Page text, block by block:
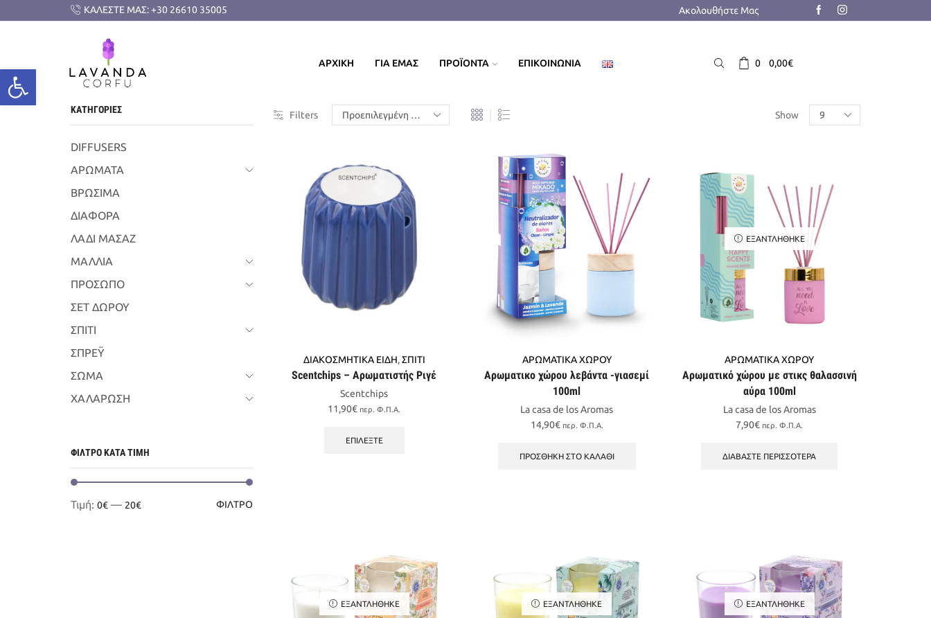
ΚΑΛΕΣΤΕ ΜΑΣ: +30 26610 35005 Ακολουθήστε Μας
ΑΡΧΙΚΗ ΓΙΑ ΕΜΑΣ ΠΡΟΪΟΝΤΑ ΕΠΙΚΟΙΝΩΝΙΑ 0 0,00€
Filters Show
Products
per
ΔΙΑΚΟΣΜΗΤΙΚΑ ΕΙΔΗ,ΣΠΙΤΙ
Scentchips – Αρωματιστής Ριγέ
Scentchips
11,90€ περ. Φ.Π.Α.
ΕΠΙΛΈΞΤΕ
επιλεγούν
στη
σελίδα
του
ΑΡΩΜΑΤΙΚΑ ΧΩΡΟΥ
Αρωματικο χώρου λεβάντα -γιασεμί
100ml
La casa de los Aromas
14,90€ περ. Φ.Π.Α.
ΠΡΟΣΘΉΚΗ ΣΤΟ ΚΑΛΆΘΙ
ΕΞΑΝΤΛΉΘΗΚΕ
ΑΡΩΜΑΤΙΚΑ ΧΩΡΟΥ
Αρωματικό χώρου με στικς θαλασσινή
αύρα 100ml
La casa de los Aromas
7,90€ περ. Φ.Π.Α.
ΔΙΑΒΆΣΤΕ ΠΕΡΙΣΣΌΤΕΡΑ
ΕΞΑΝΤΛΉΘΗΚΕ ΕΞΑΝΤΛΉΘΗΚΕ ΕΞΑΝΤΛΉΘΗΚΕ
ΚΑΤΗΓΟΡΙΕΣ
DIFFUSERS
ΑΡΩΜΑΤΑ
ΒΡΩΣΙΜΑ
ΔΙΑΦΟΡΑ
ΛΑΔΙ ΜΑΣΑΖ
ΜΑΛΛΙΑ
ΠΡΟΣΩΠΟ
ΣΕΤ ΔΩΡΟΥ
ΣΠΙΤΙ
ΣΠΡΕΫ
ΣΩΜΑ
ΧΑΛΑΡΩΣΗ
ΦΙΛΤΡΟ ΚΑΤΑ ΤΙΜΗ
Ελάχιστη
Μέγιστη
ΦΊΛΤΡΟ
Τιμή: 0€ — 20€